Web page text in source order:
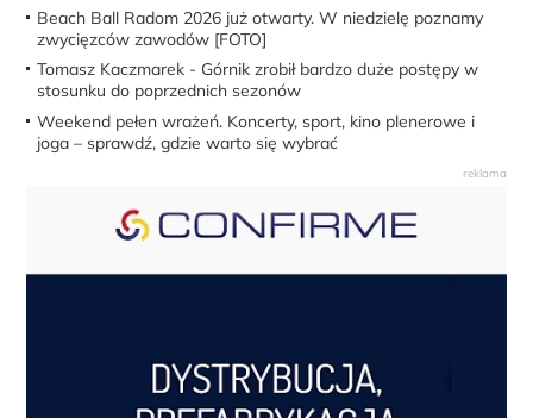
Beach Ball Radom 2026 już otwarty. W niedzielę poznamy
zwycięzców zawodów [FOTO]
Tomasz Kaczmarek - Górnik zrobił bardzo duże postępy w
stosunku do poprzednich sezonów
Weekend pełen wrażeń. Koncerty, sport, kino plenerowe i
joga – sprawdź, gdzie warto się wybrać